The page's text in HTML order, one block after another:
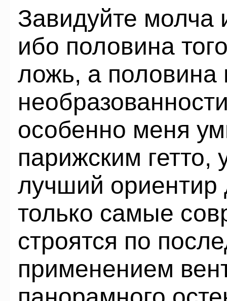
Завидуйте молча
ибо половина
ложь, а половина
особенно меня
парижским гетто,
лучший ориентир
только самые
строятся по
применением